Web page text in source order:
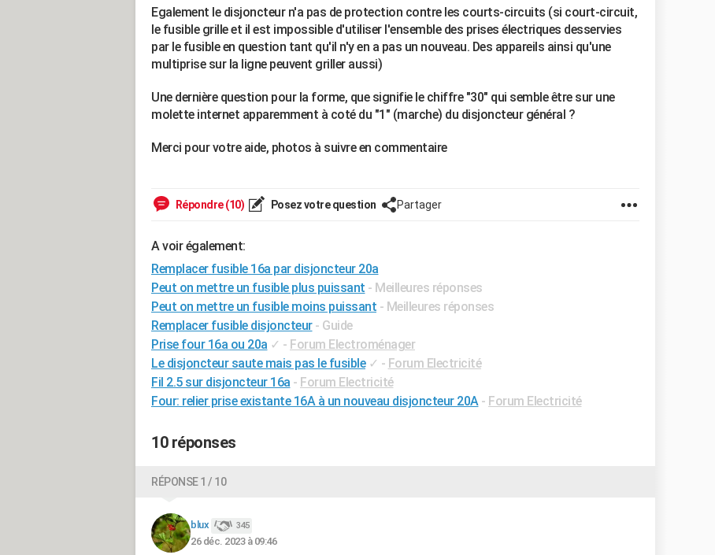
Egalement le disjoncteur n'a pas de protection contre les courts-circuits (si court-circuit,
le fusible grille et il est impossible d'utiliser l'ensemble des prises électriques desservies
par le fusible en question tant qu'il n'y en a pas un nouveau. Des appareils ainsi qu'une
multiprise sur la ligne peuvent griller aussi)
Une dernière question pour la forme, que signifie le chiffre "30" qui semble être sur une
molette internet apparemment à coté du "1" (marche) du disjoncteur général ?
Merci pour votre aide, photos à suivre en commentaire
Répondre (10) Posez votre question Partager
A voir également:
Remplacer fusible 16a par disjoncteur 20a
Peut on mettre un fusible plus puissant - Meilleures réponses
Peut on mettre un fusible moins puissant - Meilleures réponses
Remplacer fusible disjoncteur - Guide
Prise four 16a ou 20a ✓ - Forum Electroménager
Le disjoncteur saute mais pas le fusible ✓ - Forum Electricité
Fil 2.5 sur disjoncteur 16a - Forum Electricité
Four: relier prise existante 16A à un nouveau disjoncteur 20A - Forum Electricité
10 réponses
RÉPONSE 1 / 10
blux 345
26 déc. 2023 à 09:46